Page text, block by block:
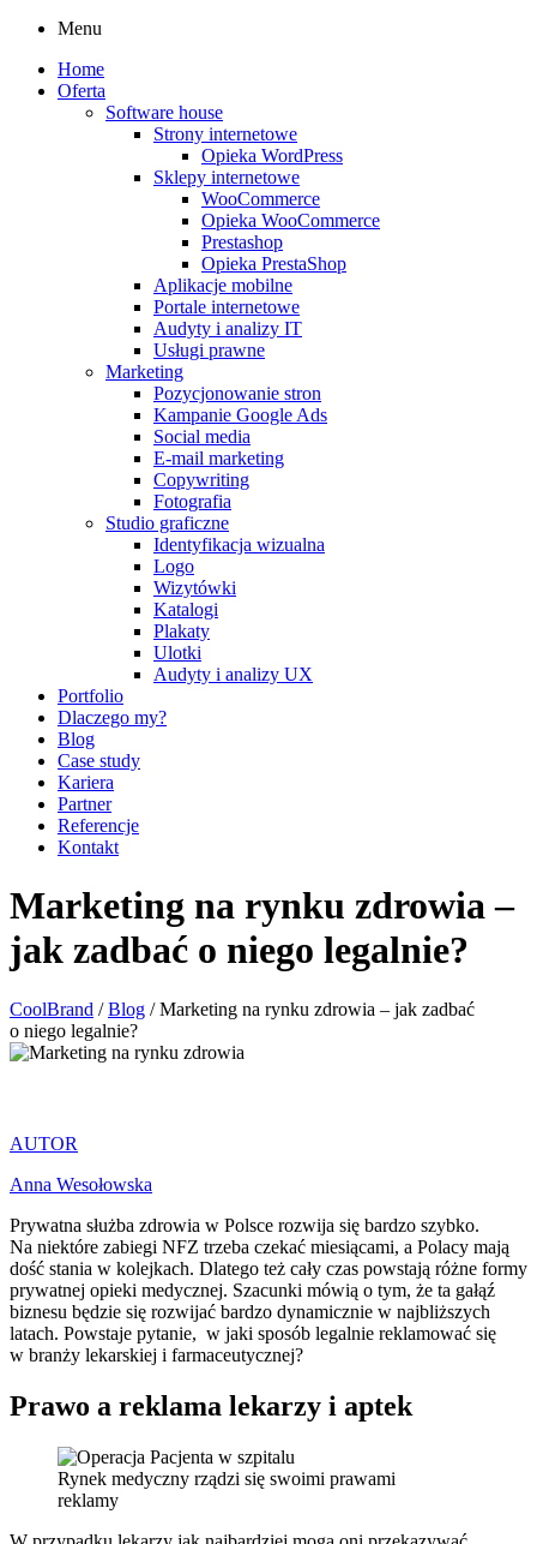
Menu
Home
Oferta
Software house
Strony internetowe
Opieka WordPress
Sklepy internetowe
WooCommerce
Opieka WooCommerce
Prestashop
Opieka PrestaShop
Aplikacje mobilne
Portale internetowe
Audyty i analizy IT
Usługi prawne
Marketing
Pozycjonowanie stron
Kampanie Google Ads
Social media
E-mail marketing
Copywriting
Fotografia
Studio graficzne
Identyfikacja wizualna
Logo
Wizytówki
Katalogi
Plakaty
Ulotki
Audyty i analizy UX
Portfolio
Dlaczego my?
Blog
Case study
Kariera
Partner
Referencje
Kontakt
Marketing na rynku zdrowia –
jak zadbać o niego legalnie?
CoolBrand /Blog /Marketing na rynku zdrowia – jak zadbać
o niego legalnie?
AUTOR
Anna Wesołowska
Prywatna służba zdrowia w Polsce rozwija się bardzo szybko.
Na niektóre zabiegi NFZ trzeba czekać miesiącami, a Polacy mają
dość stania w kolejkach. Dlatego też cały czas powstają różne formy
prywatnej opieki medycznej. Szacunki mówią o tym, że ta gałąź
biznesu będzie się rozwijać bardzo dynamicznie w najbliższych
latach. Powstaje pytanie, w jaki sposób legalnie reklamować się
w branży lekarskiej i farmaceutycznej?
Prawo a reklama lekarzy i aptek
Rynek medyczny rządzi się swoimi prawami
reklamy